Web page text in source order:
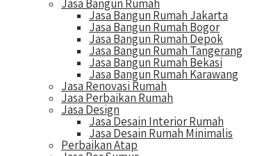
Jasa Bangun Rumah
Jasa Bangun Rumah Jakarta
Jasa Bangun Rumah Bogor
Jasa Bangun Rumah Depok
Jasa Bangun Rumah Tangerang
Jasa Bangun Rumah Bekasi
Jasa Bangun Rumah Karawang
Jasa Renovasi Rumah
Jasa Perbaikan Rumah
Jasa Design
Jasa Desain Interior Rumah
Jasa Desain Rumah Minimalis
Perbaikan Atap